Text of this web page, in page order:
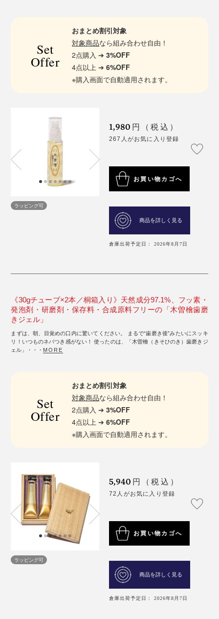
Set
Offer
おまとめ割引対象
対象商品なら組み合わせ自由！
2点購入 ➔3%OFF
4点以上 ➔6%OFF
※購入画面で自動適用されます。
ラッピング可
1,980 円（税込）
267人がお気に入り登録
お買い物カゴへ
商品を詳しく見る
倉庫出荷予定日： 2026年8月7日
《30gチューブ×2本／桐箱入り》天然成分97.1%、フッ素・
発泡剤・研磨剤・保存料・合成原料フリーの「木曽檜歯磨
きジェル」
まずは、朝、目覚めの口内に驚いてください。 まるで“歯磨き後”みたいにスッキ
リ！いつものネバつき感がない！ 使ったのは、「木曽檜（きそひのき）歯磨きジ
ェル」・・・ MORE
Set
Offer
おまとめ割引対象
対象商品なら組み合わせ自由！
2点購入 ➔3%OFF
4点以上 ➔6%OFF
※購入画面で自動適用されます。
ラッピング可
5,940 円（税込）
72人がお気に入り登録
お買い物カゴへ
商品を詳しく見る
倉庫出荷予定日： 2026年8月7日